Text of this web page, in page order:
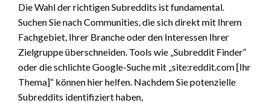
Die Wahl der richtigen Subreddits ist fundamental.
Suchen Sie nach Communities, die sich direkt mit Ihrem
Fachgebiet, Ihrer Branche oder den Interessen Ihrer
Zielgruppe überschneiden. Tools wie „Subreddit Finder“
oder die schlichte Google-Suche mit „site:reddit.com [Ihr
Thema]“ können hier helfen. Nachdem Sie potenzielle
Subreddits identifiziert haben,